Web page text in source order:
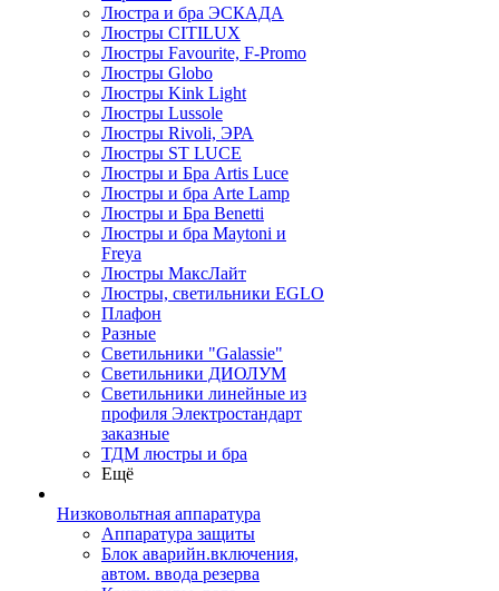
Люстра и бра ЭСКАДА
Люстры CITILUX
Люстры Favourite, F-Promo
Люстры Globo
Люстры Kink Light
Люстры Lussole
Люстры Rivoli, ЭРА
Люстры ST LUCE
Люстры и Бра Artis Luce
Люстры и бра Arte Lamp
Люстры и Бра Benetti
Люстры и бра Maytoni и
Freya
Люстры МаксЛайт
Люстры, светильники EGLO
Плафон
Разные
Светильники "Galassie"
Светильники ДИОЛУМ
Светильники линейные из
профиля Электростандарт
заказные
ТДМ люстры и бра
Ещё
Низковольтная аппаратура
Аппаратура защиты
Блок аварийн.включения,
автом. ввода резерва